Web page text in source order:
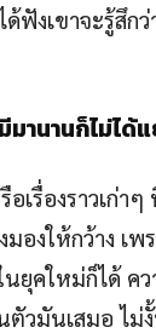
งเขาจะรู้สึกว่า
านานก็ไม่ได้
เรื่องราวเก่า
องให้กว้าง เพ
ยุคใหม่ก็ได้ คว
วมันเสมอ ไม่